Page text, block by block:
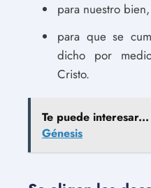
para nuestro
para que se
dicho por
Cristo.
Te puede interesar...
Génesis